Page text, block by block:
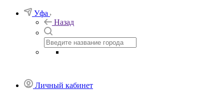
Уфа
Назад
Личный кабинет